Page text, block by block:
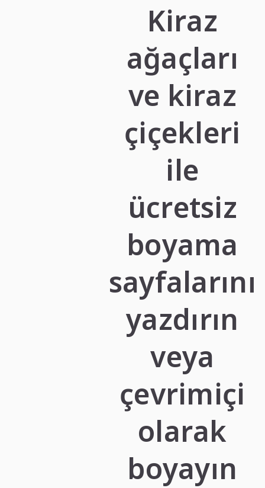
Kiraz
ağaçları
ve kiraz
çiçekleri
ile
ücretsiz
boyama
sayfalarını
yazdırın
veya
çevrimiçi
olarak
boyayın